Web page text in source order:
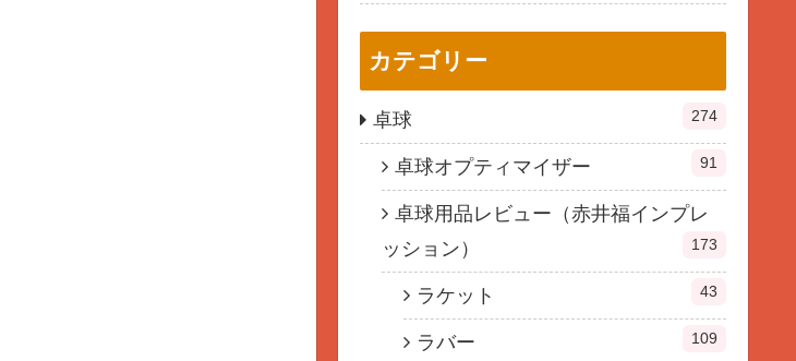
カテゴリー
卓球 274
卓球オプティマイザー 91
卓球用品レビュー（赤井福インプレ
ッション）
173
ラケット 43
ラバー 109